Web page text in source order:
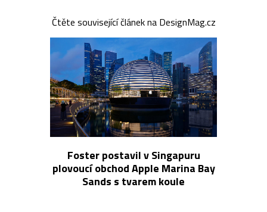
Čtěte související článek na DesignMag.cz
Foster postavil v Singapuru
plovoucí obchod Apple Marina Bay
Sands s tvarem koule